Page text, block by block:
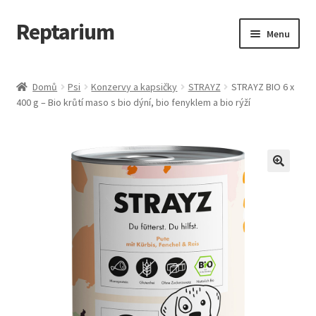
Přeskočit
na
Přejít
k
webu
Reptarium Menu
Košík
Malá zvířata — Klece, krmivo, vybavení
Domů Psi Konzervy a kapsičky STRAYZ
STRAYZ BIO 6 x
400 g – Bio krůtí maso s bio dýní, bio fenyklem a bio rýží